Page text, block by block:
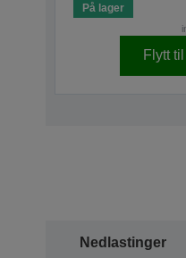
På lager
Flytt
Nedlastinger